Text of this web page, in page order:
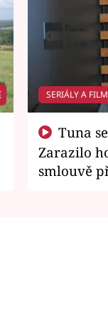
SERIÁLY A
Zarazilo
smlouvě